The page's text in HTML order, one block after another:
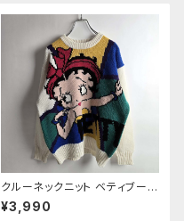
クルーネックニット ベティブープ
BETTY BOOP キャラクター総
柄セーター M ホワイト 昭和レト
¥3,990